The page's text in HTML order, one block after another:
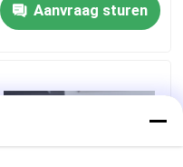
Aanvraag sturen